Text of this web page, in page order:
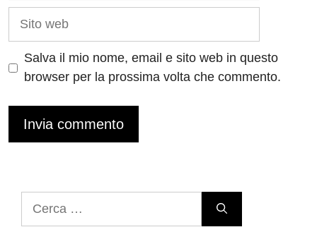
Sito
Salva il mio nome, email e sito web in questo
browser per la prossima volta che commento.